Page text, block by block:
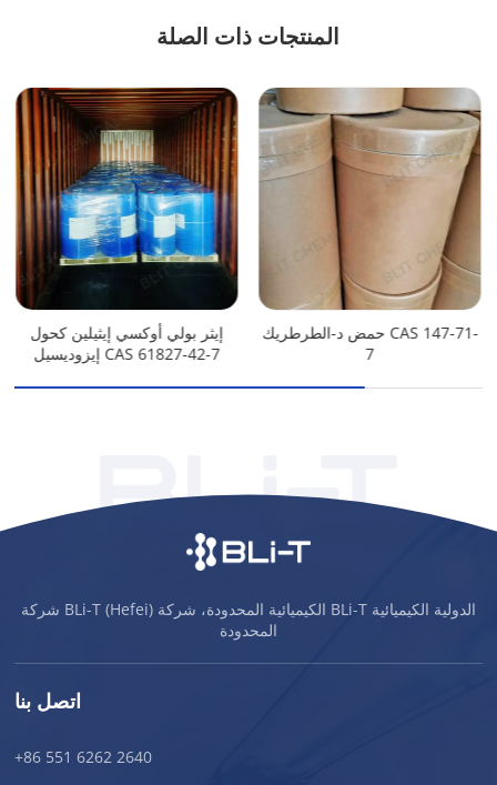
المنتجات ذات الصلة
إيثر بولي أوكسي إيثيلين كحول
إيزوديسيل CAS 61827-42-7
حمض د-الطرطريك CAS 147-71-
7
شركة BLi-T (Hefei) الكيميائية المحدودة، شركة BLi-T الدولية الكيميائية
المحدودة
اتصل بنا
+86 551 6262 2640